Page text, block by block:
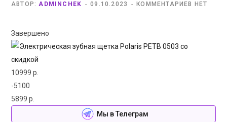
АВТОР: ADMINCHEK 09.10.2023 КОММЕНТАРИЕВ НЕТ
Завершено
10999 р.
-5100
5899 р.
Мы в Телеграм